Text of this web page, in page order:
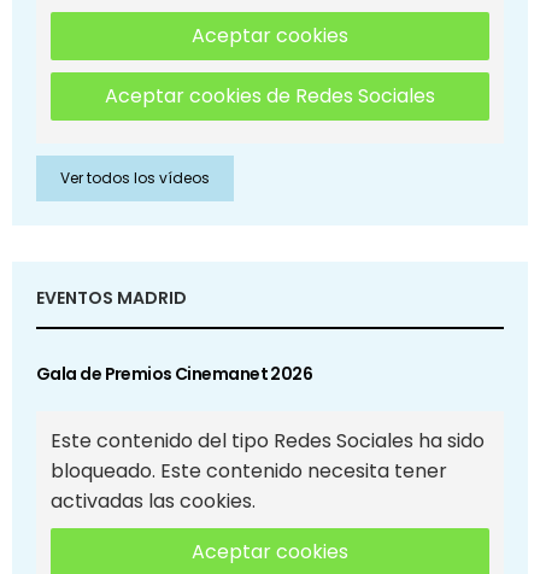
Aceptar cookies
Aceptar cookies de Redes Sociales
Ver todos los vídeos
EVENTOS MADRID
Gala de Premios Cinemanet 2026
Este contenido del tipo Redes Sociales ha sido
bloqueado. Este contenido necesita tener
activadas las cookies.
Aceptar cookies